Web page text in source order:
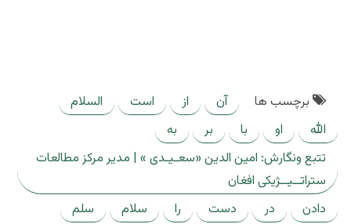
برچسب ها آن از است
السلام
الله
او با بر
به
تتبع ونگارش: امین الدین «سعـیـدی » | مدیر مرکز مطالعات
ستراتــیــژیکی افغان
دادن
در دست را سلام
سلم